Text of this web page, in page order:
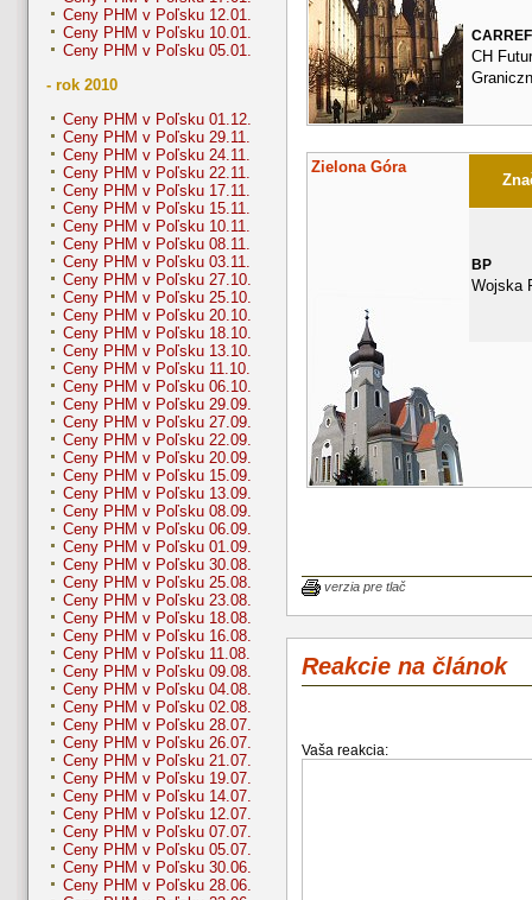
Ceny PHM v Poľsku 12.01.
Ceny PHM v Poľsku 10.01.
Ceny PHM v Poľsku 05.01.
- rok 2010
Ceny PHM v Poľsku 01.12.
Ceny PHM v Poľsku 29.11.
Ceny PHM v Poľsku 24.11.
Ceny PHM v Poľsku 22.11.
Ceny PHM v Poľsku 17.11.
Ceny PHM v Poľsku 15.11.
Ceny PHM v Poľsku 10.11.
Ceny PHM v Poľsku 08.11.
Ceny PHM v Poľsku 03.11.
Ceny PHM v Poľsku 27.10.
Ceny PHM v Poľsku 25.10.
Ceny PHM v Poľsku 20.10.
Ceny PHM v Poľsku 18.10.
Ceny PHM v Poľsku 13.10.
Ceny PHM v Poľsku 11.10.
Ceny PHM v Poľsku 06.10.
Ceny PHM v Poľsku 29.09.
Ceny PHM v Poľsku 27.09.
Ceny PHM v Poľsku 22.09.
Ceny PHM v Poľsku 20.09.
Ceny PHM v Poľsku 15.09.
Ceny PHM v Poľsku 13.09.
Ceny PHM v Poľsku 08.09.
Ceny PHM v Poľsku 06.09.
Ceny PHM v Poľsku 01.09.
Ceny PHM v Poľsku 30.08.
Ceny PHM v Poľsku 25.08.
Ceny PHM v Poľsku 23.08.
Ceny PHM v Poľsku 18.08.
Ceny PHM v Poľsku 16.08.
Ceny PHM v Poľsku 11.08.
Ceny PHM v Poľsku 09.08.
Ceny PHM v Poľsku 04.08.
Ceny PHM v Poľsku 02.08.
Ceny PHM v Poľsku 28.07.
Ceny PHM v Poľsku 26.07.
Ceny PHM v Poľsku 21.07.
Ceny PHM v Poľsku 19.07.
Ceny PHM v Poľsku 14.07.
Ceny PHM v Poľsku 12.07.
Ceny PHM v Poľsku 07.07.
Ceny PHM v Poľsku 05.07.
Ceny PHM v Poľsku 30.06.
Ceny PHM v Poľsku 28.06.
CH
Zielona Góra
BP
Wojska
verzia pre tlač
Reakcie na článok
Vaša reakcia: